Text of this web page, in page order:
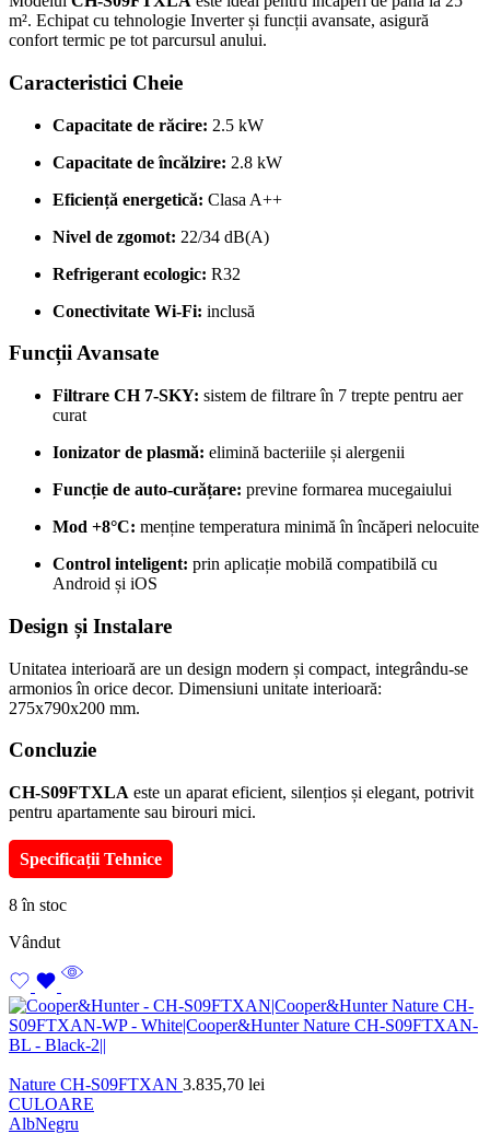
m². Echipat cu tehnologie Inverter și funcții avansate, asigură
confort termic pe tot parcursul anului.
Caracteristici Cheie
Capacitate de răcire: 2.5 kW
Capacitate de încălzire: 2.8 kW
Eficiență energetică: Clasa A++
Nivel de zgomot: 22/34 dB(A)
Refrigerant ecologic: R32
Conectivitate Wi-Fi: inclusă
Funcții Avansate
Filtrare CH 7-SKY: sistem de filtrare în 7 trepte pentru aer
curat
Ionizator de plasmă: elimină bacteriile și alergenii
Funcție de auto-curățare: previne formarea mucegaiului
Mod +8°C: menține temperatura minimă în încăperi nelocuite
Control inteligent: prin aplicație mobilă compatibilă cu
Android și iOS
Design și Instalare
Unitatea interioară are un design modern și compact, integrându-se
armonios în orice decor. Dimensiuni unitate interioară:
275x790x200 mm.
Concluzie
CH-S09FTXLA este un aparat eficient, silențios și elegant, potrivit
pentru apartamente sau birouri mici.
Specificații Tehnice
8 în stoc
Vândut
Nature CH-S09FTXAN 3.835,70 lei
CULOARE
AlbNegru